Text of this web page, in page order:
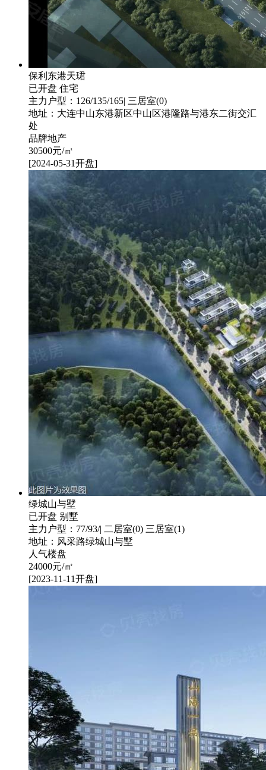
保利东港天珺
已开盘 住宅
主力户型：126/135/165| 三居室(0)
地址：大连中山东港新区中山区港隆路与港东二街交汇
处
品牌地产
30500元/㎡
[2024-05-31开盘]
绿城山与墅
已开盘 别墅
主力户型：77/93/| 二居室(0) 三居室(1)
地址：风采路绿城山与墅
人气楼盘
24000元/㎡
[2023-11-11开盘]